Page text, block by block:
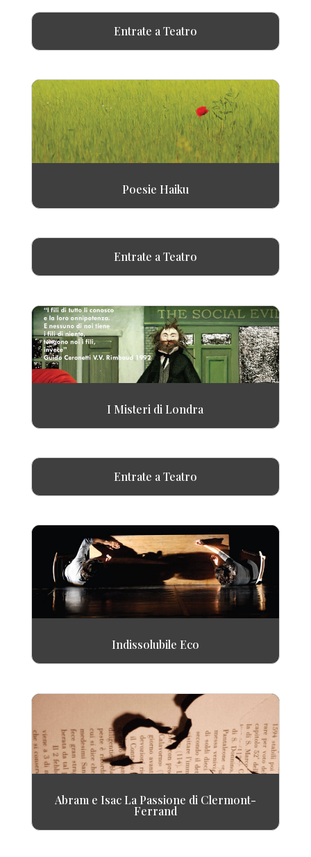
Entrate a Teatro
Poesie Haiku
Entrate a Teatro
I Misteri di Londra
Entrate a Teatro
Indissolubile Eco
Abram e Isac La Passione di Clermont-
Ferrand